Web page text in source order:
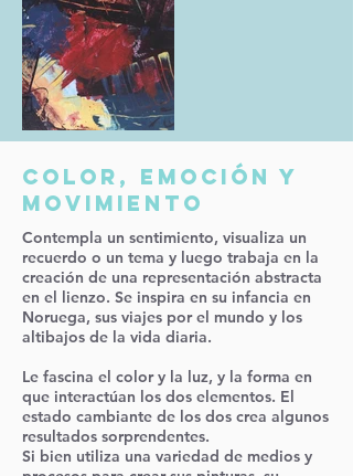
COLOR, EMOCIÓN Y
MOVIMIENTO
Contempla un sentimiento, visualiza un
recuerdo o un tema y luego trabaja en la
creación de una representación abstracta
en el lienzo. Se inspira en su infancia en
Noruega, sus viajes por el mundo y los
altibajos de la vida diaria.
Le fascina el color y la luz, y la forma en
que interactúan los dos elementos. El
estado cambiante de los dos crea algunos
resultados sorprendentes.
Si bien utiliza una variedad de medios y